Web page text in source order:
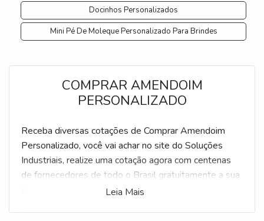
Docinhos Personalizados
Mini Pé De Moleque Personalizado Para Brindes
COMPRAR AMENDOIM
PERSONALIZADO
Receba diversas cotações de Comprar Amendoim
Personalizado, você vai achar no site do Soluções
Industriais, realize uma cotação agora com centenas
de fornecedores de todo o Brasil gratuitamente a sua
Veja mais:Balas Personalizadas|Doces
Leia Mais